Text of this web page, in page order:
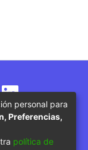
personal para
Preferencias,
política de